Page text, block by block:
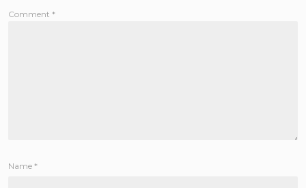
Comment *
Name *